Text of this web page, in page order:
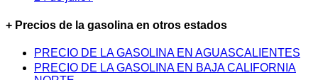
+ Precios de la gasolina en otros estados
PRECIO DE LA GASOLINA EN AGUASCALIENTES
PRECIO DE LA GASOLINA EN BAJA CALIFORNIA